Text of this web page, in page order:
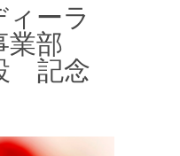
ーラ
業部
記念